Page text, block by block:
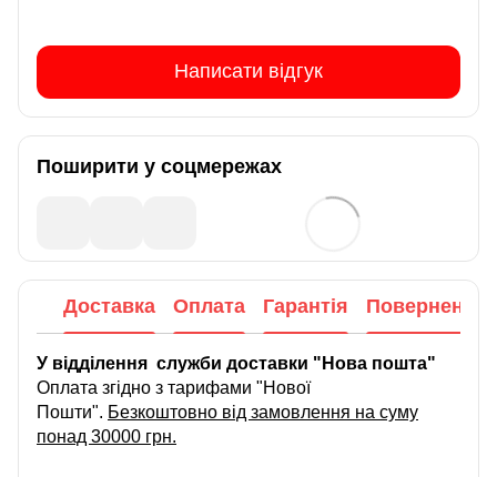
Написати відгук
Поширити у соцмережах
Доставка Оплата Гарантія Повернення
У відділення служби доставки "Нова пошта"
Оплата згідно з тарифами "Нової
Пошти". Безкоштовно від замовлення на суму
понад 30000 грн.